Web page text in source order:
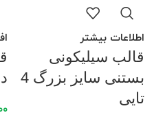
اطلاعات بیشتر
قالب سیلیکونی
بستنی سایز بزرگ 4
تایی